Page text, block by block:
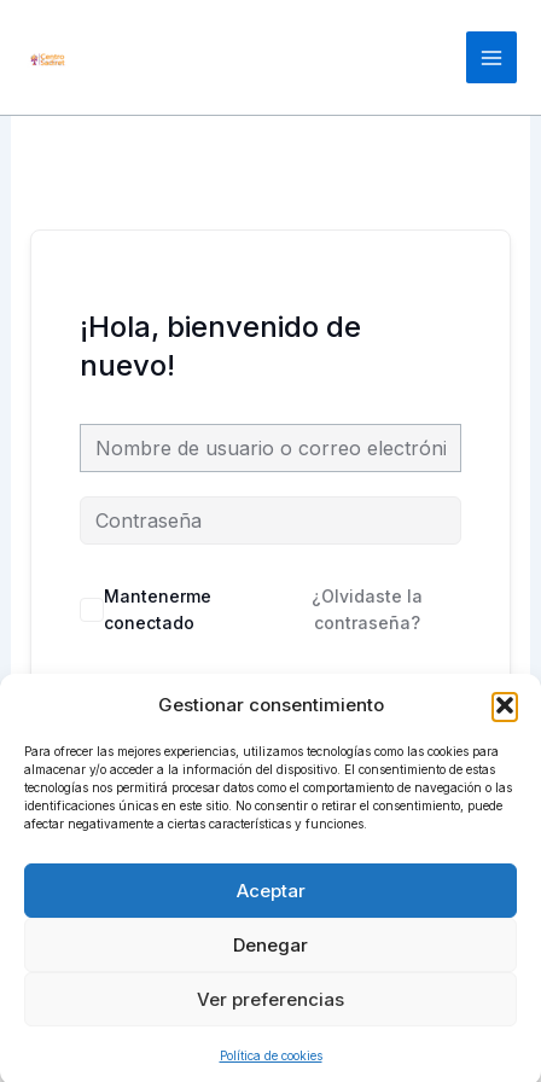
Gestionar consentimiento
Para ofrecer las mejores experiencias, utilizamos tecnologías como las cookies para
almacenar y/o acceder a la información del dispositivo. El consentimiento de estas
tecnologías nos permitirá procesar datos como el comportamiento de navegación o las
identificaciones únicas en este sitio. No consentir o retirar el consentimiento, puede
afectar negativamente a ciertas características y funciones.
Aceptar
Denegar
Ver preferencias
Política de cookies
contenido
Main
¡Hola, bienvenido de
nuevo!
Mantenerme
conectado
¿Olvidaste la
contraseña?
Acceder
¿No tienes una cuenta?Regístrate ahora
Todos los derechos © 2026 centrosadiret.com | Funciona